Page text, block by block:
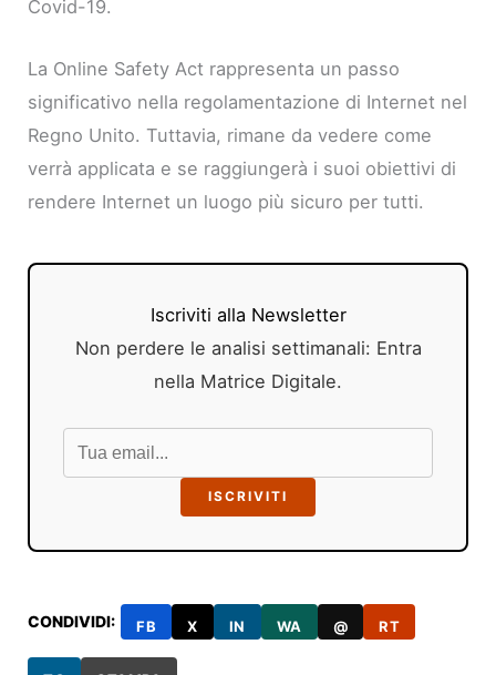
Covid-19.
La Online Safety Act rappresenta un passo
significativo nella regolamentazione di Internet nel
Regno Unito. Tuttavia, rimane da vedere come
verrà applicata e se raggiungerà i suoi obiettivi di
rendere Internet un luogo più sicuro per tutti.
Iscriviti alla Newsletter
Non perdere le analisi settimanali: Entra
nella Matrice Digitale.
ISCRIVITI
CONDIVIDI: FB X IN WA @ RT